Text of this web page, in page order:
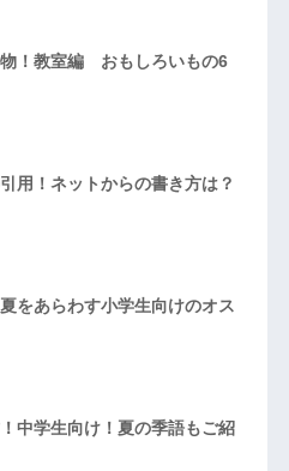
！教室編 おもしろいもの6
用！ネットからの書き方は？
をあらわす小学生向けのオス
中学生向け！夏の季語もご紹